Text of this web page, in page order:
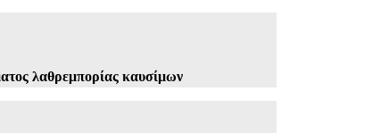
λαθρεμπορίας καυσίμων